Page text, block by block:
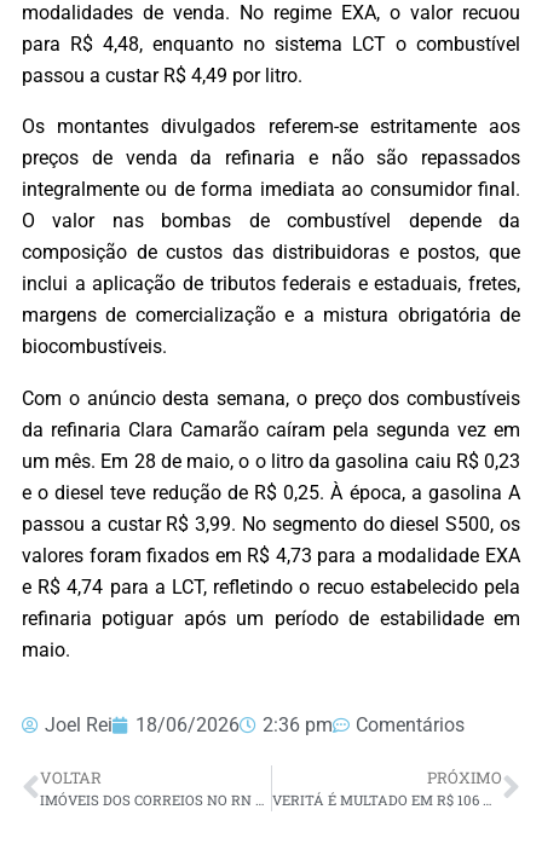
modalidades de venda. No regime EXA, o valor recuou
para R$ 4,48, enquanto no sistema LCT o combustível
passou a custar R$ 4,49 por litro.
Os montantes divulgados referem-se estritamente aos
preços de venda da refinaria e não são repassados
integralmente ou de forma imediata ao consumidor final.
O valor nas bombas de combustível depende da
composição de custos das distribuidoras e postos, que
inclui a aplicação de tributos federais e estaduais, fretes,
margens de comercialização e a mistura obrigatória de
biocombustíveis.
Com o anúncio desta semana, o preço dos combustíveis
da refinaria Clara Camarão caíram pela segunda vez em
um mês. Em 28 de maio, o o litro da gasolina caiu R$ 0,23
e o diesel teve redução de R$ 0,25. À época, a gasolina A
passou a custar R$ 3,99. No segmento do diesel S500, os
valores foram fixados em R$ 4,73 para a modalidade EXA
e R$ 4,74 para a LCT, refletindo o recuo estabelecido pela
refinaria potiguar após um período de estabilidade em
maio.
Joel Rei 18/06/2026 2:36 pm Comentários
VOLTAR PRÓXIMO